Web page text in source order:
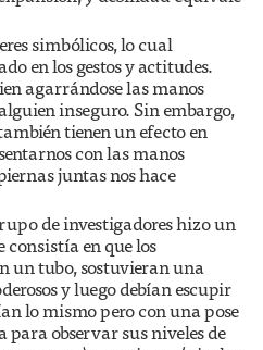
simbólicos, lo cual
en los gestos y actitudes.
agarrándose las manos
inseguro. Sin embargo,
tienen un efecto en
con las manos
juntas nos hace
de investigadores hizo un
consistía en que los
un tubo, sostuvieran una
y luego debían escupir
lo mismo pero con una pose
observar sus niveles de